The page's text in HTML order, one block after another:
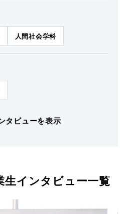
人間社会学科
タビューを表示
生インタビュー一覧